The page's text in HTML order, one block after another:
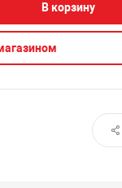
В корзину